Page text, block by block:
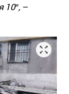
10″,–